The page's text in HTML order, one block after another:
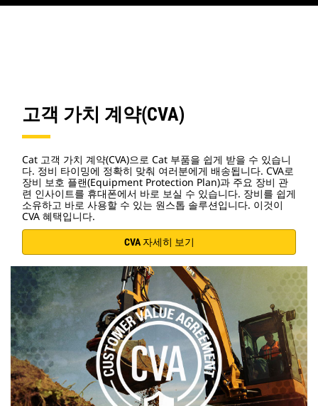
고객 가치 계약(CVA)
Cat 고객 가치 계약(CVA)으로 Cat 부품을 쉽게 받을 수 있습니
다. 정비 타이밍에 정확히 맞춰 여러분에게 배송됩니다. CVA로
장비 보호 플랜(Equipment Protection Plan)과 주요 장비 관
련 인사이트를 휴대폰에서 바로 보실 수 있습니다. 장비를 쉽게
소유하고 바로 사용할 수 있는 원스톱 솔루션입니다. 이것이
CVA 혜택입니다.
CVA 자세히 보기